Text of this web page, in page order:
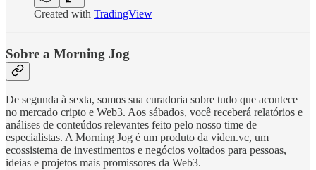
Created with TradingView
Sobre a Morning Jog
De segunda à sexta, somos sua curadoria sobre tudo que acontece
no mercado cripto e Web3. Aos sábados, você receberá relatórios e
análises de conteúdos relevantes feito pelo nosso time de
especialistas. A Morning Jog é um produto da viden.vc, um
ecossistema de investimentos e negócios voltados para pessoas,
ideias e projetos mais promissores da Web3.